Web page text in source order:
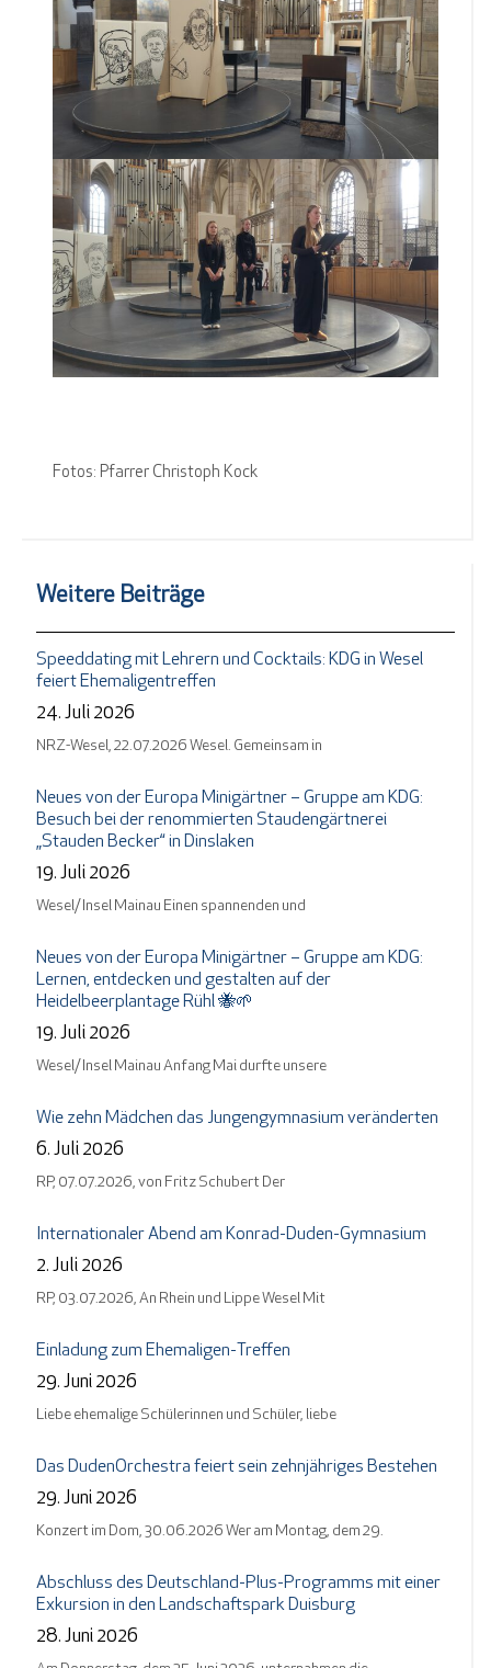
Fotos: Pfarrer Christoph Kock
Weitere Beiträge
Speeddating mit Lehrern und Cocktails: KDG in Wesel
feiert Ehemaligentreffen
24. Juli 2026
NRZ-Wesel, 22.07.2026 Wesel. Gemeinsam in
Neues von der Europa Minigärtner – Gruppe am KDG:
Besuch bei der renommierten Staudengärtnerei
„Stauden Becker“ in Dinslaken
19. Juli 2026
Wesel/ Insel Mainau Einen spannenden und
Neues von der Europa Minigärtner – Gruppe am KDG:
Lernen, entdecken und gestalten auf der
Heidelbeerplantage Rühl 🐝🌱
19. Juli 2026
Wesel/ Insel Mainau Anfang Mai durfte unsere
Wie zehn Mädchen das Jungengymnasium veränderten
6. Juli 2026
RP, 07.07.2026, von Fritz Schubert Der
Internationaler Abend am Konrad-Duden-Gymnasium
2. Juli 2026
RP, 03.07.2026, An Rhein und Lippe Wesel Mit
Einladung zum Ehemaligen-Treffen
29. Juni 2026
Liebe ehemalige Schülerinnen und Schüler, liebe
Das DudenOrchestra feiert sein zehnjähriges Bestehen
29. Juni 2026
Konzert im Dom, 30.06.2026 Wer am Montag, dem 29.
Abschluss des Deutschland-Plus-Programms mit einer
Exkursion in den Landschaftspark Duisburg
28. Juni 2026